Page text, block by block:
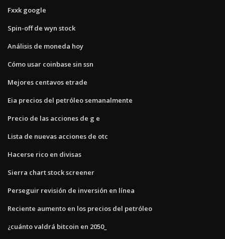
Fxxk google
Spin-off de wyn stock
Análisis de moneda hoy
Cómo usar coinbase sin ssn
Mejores centavos etrade
Eia precios del petróleo semanalmente
Precio de las acciones de g e
Lista de nuevas acciones de otc
Hacerse rico en divisas
Sierra chart stock screener
Perseguir revisión de inversión en línea
Reciente aumento en los precios del petróleo
¿cuánto valdrá bitcoin en 2050_